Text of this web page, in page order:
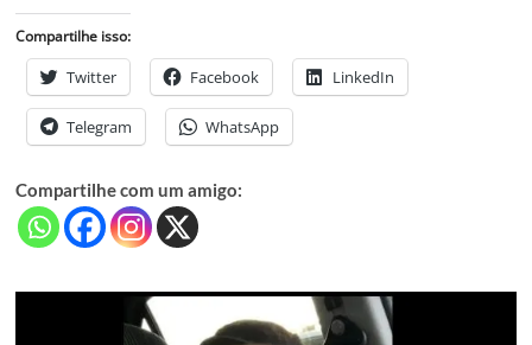
Compartilhe isso:
Twitter Facebook LinkedIn
Telegram WhatsApp
Compartilhe com um amigo: